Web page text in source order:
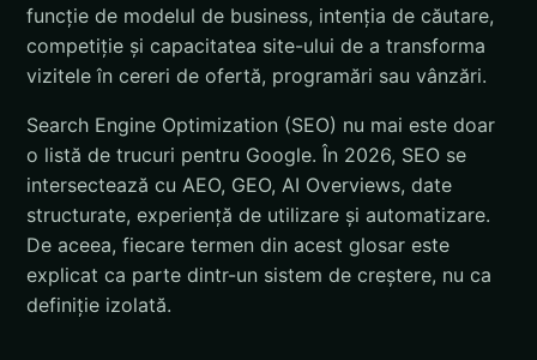
funcție de modelul de business, intenția de căutare,
competiție și capacitatea site-ului de a transforma
vizitele în cereri de ofertă, programări sau vânzări.
Search Engine Optimization (SEO) nu mai este doar
o listă de trucuri pentru Google. În 2026, SEO se
intersectează cu AEO, GEO, AI Overviews, date
structurate, experiență de utilizare și automatizare.
De aceea, fiecare termen din acest glosar este
explicat ca parte dintr-un sistem de creștere, nu ca
definiție izolată.